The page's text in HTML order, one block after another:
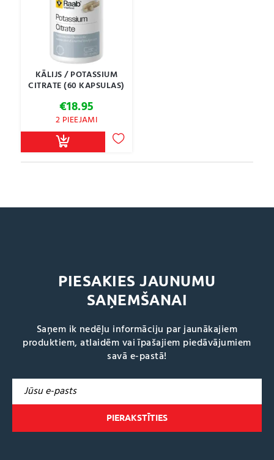
KĀLIJS / POTASSIUM
CITRATE (60 KAPSULAS)
€18.95
2 PIEEJAMI
PIESAKIES JAUNUMU
SAŅEMŠANAI
Saņem ik nedēļu informāciju par jaunākajiem
produktiem, atlaidēm vai īpašajiem piedāvājumiem
savā e-pastā!